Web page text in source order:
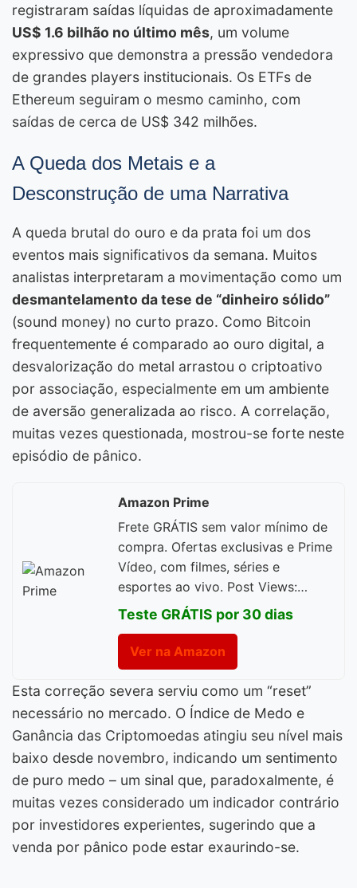
registraram saídas líquidas de aproximadamente
US$ 1.6 bilhão no último mês, um volume
expressivo que demonstra a pressão vendedora
de grandes players institucionais. Os ETFs de
Ethereum seguiram o mesmo caminho, com
saídas de cerca de US$ 342 milhões.
A Queda dos Metais e a
Desconstrução de uma Narrativa
A queda brutal do ouro e da prata foi um dos
eventos mais significativos da semana. Muitos
analistas interpretaram a movimentação como um
desmantelamento da tese de “dinheiro sólido”
(sound money) no curto prazo. Como Bitcoin
frequentemente é comparado ao ouro digital, a
desvalorização do metal arrastou o criptoativo
por associação, especialmente em um ambiente
de aversão generalizada ao risco. A correlação,
muitas vezes questionada, mostrou-se forte neste
episódio de pânico.
Amazon Prime
Frete GRÁTIS sem valor mínimo de
compra. Ofertas exclusivas e Prime
Vídeo, com filmes, séries e
esportes ao vivo. Post Views:…
Teste GRÁTIS por 30 dias
Ver na Amazon
Esta correção severa serviu como um “reset”
necessário no mercado. O Índice de Medo e
Ganância das Criptomoedas atingiu seu nível mais
baixo desde novembro, indicando um sentimento
de puro medo – um sinal que, paradoxalmente, é
muitas vezes considerado um indicador contrário
por investidores experientes, sugerindo que a
venda por pânico pode estar exaurindo-se.